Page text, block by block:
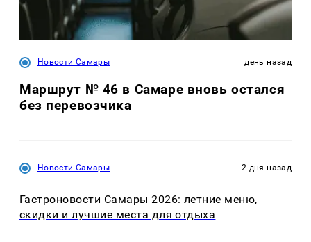
Новости Самары день назад
Маршрут № 46 в Самаре вновь остался
без перевозчика
Новости Самары 2 дня назад
Гастроновости Самары 2026: летние меню,
скидки и лучшие места для отдыха